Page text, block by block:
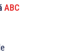
ABC